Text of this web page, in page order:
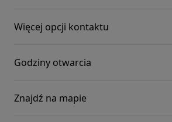
Więcej opcji kontaktu
Godziny otwarcia
Znajdź na mapie